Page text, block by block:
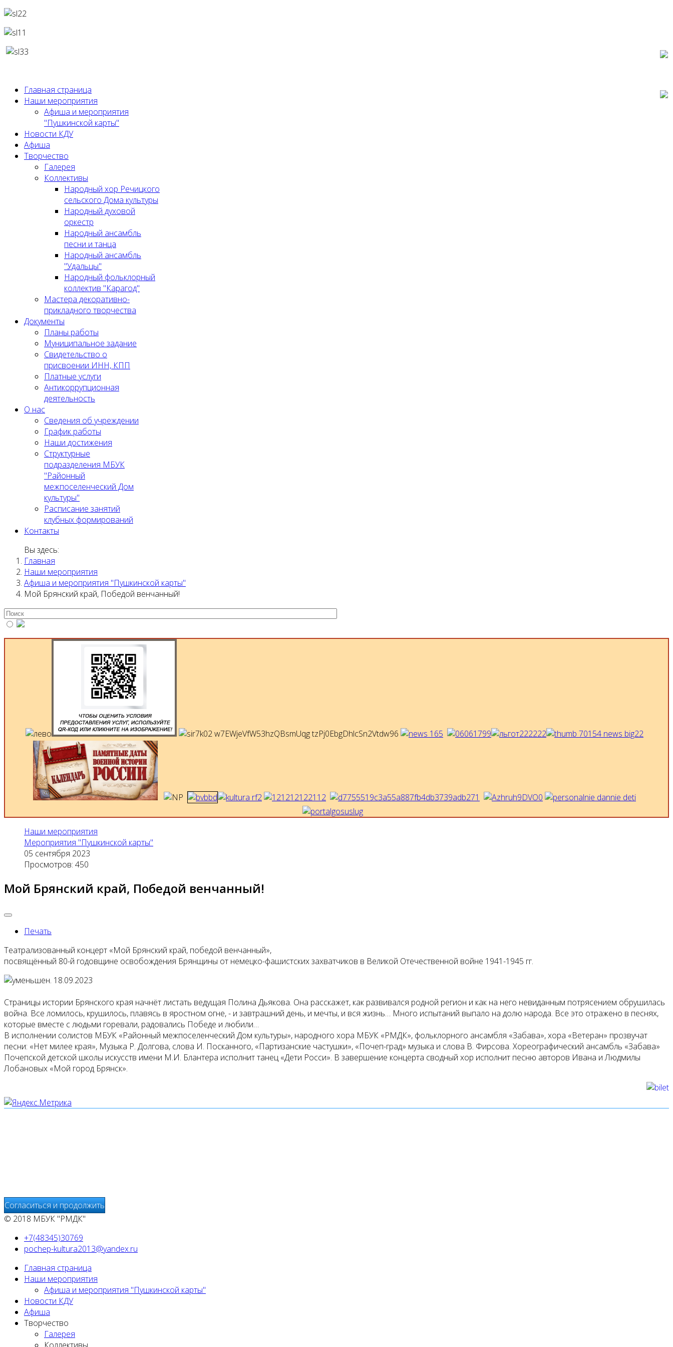
Главная страница
Наши мероприятия
Афиша и мероприятия
"Пушкинской карты"
Новости КДУ
Афиша
Творчество
Галерея
Коллективы
Народный хор Речицкого
сельского Дома культуры
Народный духовой
оркестр
Народный ансамбль
песни и танца
Народный ансамбль
"Удальцы"
Народный фольклорный
коллектив "Карагод"
Мастера декоративно-
прикладного творчества
Документы
Планы работы
Муниципальное задание
Cвидетельство о
присвоении ИНН, КПП
Платные услуги
Антикоррупционная
деятельность
О нас
Сведения об учреждении
График работы
Наши достижения
Структурные
подразделения МБУК
"Районный
межпоселенческий Дом
культуры"
Расписание занятий
клубных формирований
Контакты
Вы здесь:
Главная
Наши мероприятия
Афиша и мероприятия "Пушкинской карты"
Мой Брянский край, Победой венчанный!
Наши мероприятия
Мероприятия "Пушкинской карты"
05 сентября 2023
Просмотров: 450
Мой Брянский край, Победой венчанный!
Печать
Театрализованный концерт «Мой Брянский край, победой венчанный»,
посвящённый 80-й годовщине освобождения Брянщины от немецко-фашистских захватчиков в Великой Отечественной войне 1941-1945 гг.
Страницы истории Брянского края начнёт листать ведущая Полина Дьякова. Она расскажет, как развивался родной регион и как на него невиданным потрясением обрушилась
война. Все ломилось, крушилось, плавясь в яростном огне, - и завтрашний день, и мечты, и вся жизнь… Много испытаний выпало на долю народа. Все это отражено в песнях,
которые вместе с людьми горевали, радовались Победе и любили…
В исполнении солистов МБУК «Районный межпоселенческий Дом культуры», народного хора МБУК «РМДК», фольклорного ансамбля «Забава», хора «Ветеран» прозвучат
песни: «Нет милее края», Музыка Р. Долгова, слова И. Посканного, «Партизанские частушки», «Почеп-град» музыка и слова В. Фирсова. Хореографический ансамбль «Забава»
Почепской детской школы искусств имени М.И. Блантера исполнит танец «Дети Росси». В завершение концерта сводный хор исполнит песню авторов Ивана и Людмилы
Лобановых «Мой город Брянск».
Согласиться и продолжить
© 2018 МБУК "РМДК"
+7(48345)30769
pochep-kultura2013@yandex.ru
Главная страница
Наши мероприятия
Афиша и мероприятия "Пушкинской карты"
Новости КДУ
Афиша
Творчество
Галерея